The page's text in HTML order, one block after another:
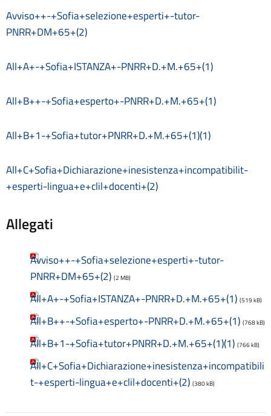
FAQ e VideoTutorial Registro Elettronico CLASSEVIVA
feedback
Galleria
Incarichi amministrativi di vertice
Inclusione e BES
Indicatore di tempestività dei pagamenti
Libri di testo
Modulistica famiglie
Modulistica personale scuola
OIV
Organi di indirizzo politico-amministrativo
Patto educativo
Personale non a tempo indeterminato
Piano di Miglioramento (PDM) Triennio 2022/2025 REVISIONE
a.s. 2024/2025
Plessi
PNRR Futura
PNSD
PNSD
Posizioni organizzative
Avviso++-+Sofia+selezione+esperti+-tutor-
PNRR+DM+65+(2)
All+A+-+Sofia+ISTANZA+-PNRR+D.+M.+65+(1)
All+B++-+Sofia+esperto+-PNRR+D.+M.+65+(1)
All+B+1-+Sofia+tutor+PNRR+D.+M.+65+(1)(1)
All+C+Sofia+Dichiarazione+inesistenza+incompatibilit-
+esperti-lingua+e+clil+docenti+(2)
Allegati
Avviso++-+Sofia+selezione+esperti+-tutor-
PNRR+DM+65+(2) (2 MB)
All+A+-+Sofia+ISTANZA+-PNRR+D.+M.+65+(1) (519 kB)
All+B++-+Sofia+esperto+-PNRR+D.+M.+65+(1) (768 kB)
All+B+1-+Sofia+tutor+PNRR+D.+M.+65+(1)(1) (766 kB)
All+C+Sofia+Dichiarazione+inesistenza+incompatibili
t-+esperti-lingua+e+clil+docenti+(2) (380 kB)